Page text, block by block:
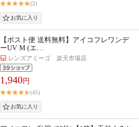
(2)
【ポスト便 送料無料】アイコフレワンデ
ーUV M (エ…
レンズアミーゴ 楽天市場店
1,940円
(45)